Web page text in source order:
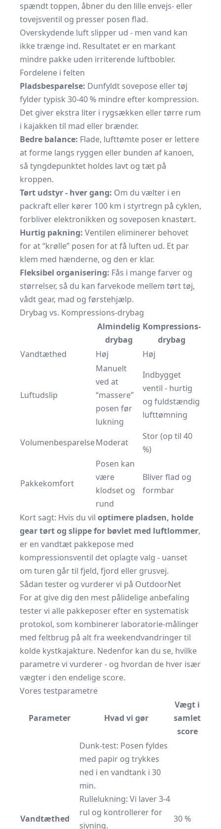
spændt toppen, åbner du den lille envejs- eller
tovejsventil og presser posen flad.
Overskydende luft slipper ud - men vand kan
ikke trænge ind. Resultatet er en markant
mindre pakke uden irriterende luftbobler.
Fordelene i felten
Pladsbesparelse: Dunfyldt sovepose eller tøj
fylder typisk 30-40 % mindre efter kompression.
Det giver ekstra liter i rygsækken eller tørre rum
i kajakken til mad eller brænder.
Bedre balance: Flade, lufttømte poser er lettere
at forme langs ryggen eller bunden af kanoen,
så tyngdepunktet holdes lavt og tæt på
kroppen.
Tørt udstyr - hver gang: Om du vælter i en
packraft eller kører 100 km i styrtregn på cyklen,
forbliver elektronikken og soveposen knastørt.
Hurtig pakning: Ventilen eliminerer behovet
for at “krølle” posen for at få luften ud. Et par
klem med hænderne, og den er klar.
Fleksibel organisering: Fås i mange farver og
størrelser, så du kan farvekode mellem tørt tøj,
vådt gear, mad og førstehjælp.
Drybag vs. Kompressions-drybag
Almindelig
drybag
Kompressions-
drybag
Vandtæthed
Høj Høj
Luftudslip
Manuelt
ved at
“massere”
posen før
lukning
Indbygget
ventil - hurtig
og fuldstændig
lufttømning
VolumenbesparelseModerat
Stor (op til 40
%)
Pakkekomfort
Posen kan
være
klodset og
rund
Bliver flad og
formbar
Kort sagt: Hvis du vil optimere pladsen, holde
gear tørt og slippe for bøvlet med luftlommer,
er en vandtæt pakkepose med
kompressionsventil det oplagte valg - uanset
om turen går til fjeld, fjord eller grusvej.
Sådan tester og vurderer vi på OutdoorNet
For at give dig den mest pålidelige anbefaling
tester vi alle pakkeposer efter en systematisk
protokol, som kombinerer laboratorie-målinger
med feltbrug på alt fra weekendvandringer til
kolde kystkajakture. Nedenfor kan du se, hvilke
parametre vi vurderer - og hvordan de hver især
vægter i den endelige score.
Vores testparametre
Parameter Hvad vi gør
Vægt i
samlet
score
Vandtæthed
Dunk-test: Posen fyldes
med papir og trykkes
ned i en vandtank i 30
min.
Rullelukning: Vi laver 3-4
rul og kontrollerer for
sivning.
30 %